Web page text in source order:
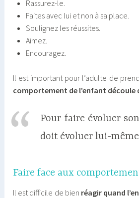
Rassurez-le.
Faites avec lui et non à sa place.
Soulignez les réussites.
Aimez.
Encouragez.
Il est important pour l’adulte de
comportement de l’enfant découle
Pour faire évoluer
doit évoluer lui-
Faire face aux
Il est difficile de bien réagir quand